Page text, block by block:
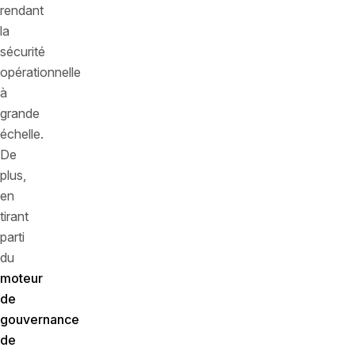
rendant
la
sécurité
opérationnelle
à
grande
échelle.
De
plus,
en
tirant
parti
du
moteur
de
gouvernance
de